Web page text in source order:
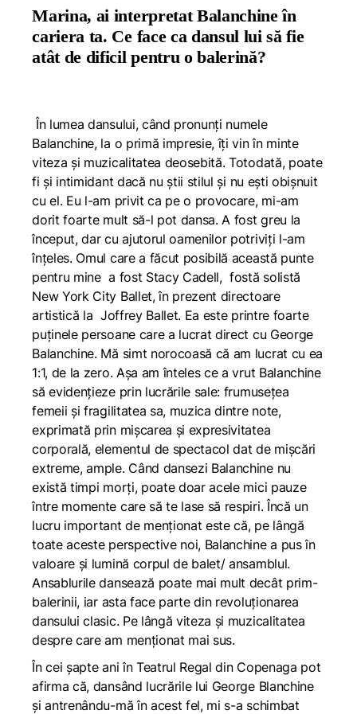
Marina, ai interpretat Balanchine în
cariera ta. Ce face ca dansul lui să fie
atât de dificil pentru o balerină?
În lumea dansului, când pronunți numele
Balanchine, la o primă impresie, îți vin în minte
viteza și muzicalitatea deosebită. Totodată, poate
fi și intimidant dacă nu știi stilul și nu ești obișnuit
cu el. Eu l-am privit ca pe o provocare, mi-am
dorit foarte mult să-l pot dansa. A fost greu la
început, dar cu ajutorul oamenilor potriviți l-am
înțeles. Omul care a făcut posibilă această punte
pentru mine a fost Stacy Cadell, fostă solistă
New York City Ballet, în prezent directoare
artistică la Joffrey Ballet. Ea este printre foarte
puținele persoane care a lucrat direct cu George
Balanchine. Mă simt norocoasă că am lucrat cu ea
1:1, de la zero. Așa am înteles ce a vrut Balanchine
să evidențieze prin lucrările sale: frumusețea
femeii și fragilitatea sa, muzica dintre note,
exprimată prin mișcarea și expresivitatea
corporală, elementul de spectacol dat de mișcări
extreme, ample. Când dansezi Balanchine nu
există timpi morți, poate doar acele mici pauze
între momente care să te lase să respiri. Încă un
lucru important de menționat este că, pe lângă
toate aceste perspective noi, Balanchine a pus în
valoare și lumină corpul de balet/ ansamblul.
Ansablurile dansează poate mai mult decât prim-
balerinii, iar asta face parte din revoluționarea
dansului clasic. Pe lângă viteza și muzicalitatea
despre care am menționat mai sus.
În cei șapte ani în Teatrul Regal din Copenaga pot
afirma că, dansând lucrările lui George Blanchine
și antrenându-mă în acest fel, mi s-a schimbat